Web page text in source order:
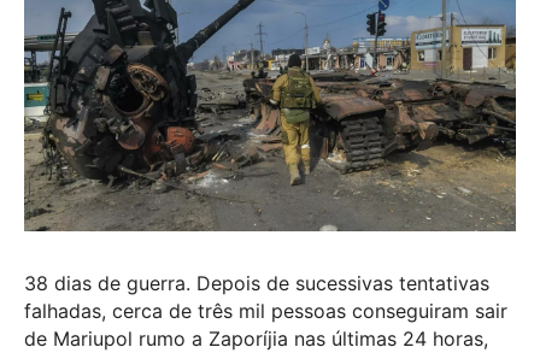
38 dias de guerra. Depois de sucessivas tentativas
falhadas, cerca de três mil pessoas conseguiram sair
de Mariupol rumo a Zaporíjia nas últimas 24 horas,